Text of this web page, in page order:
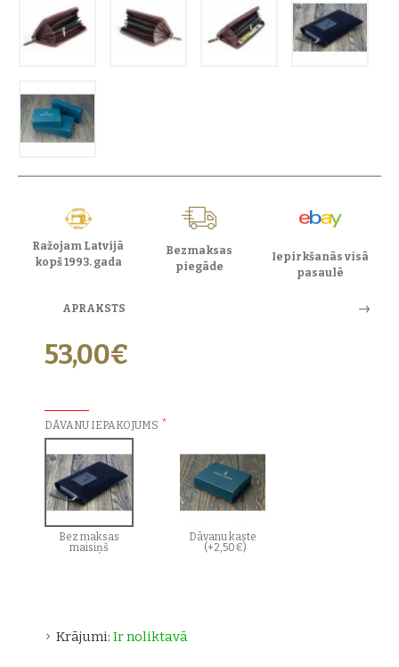
Ražojam Latvijā
kopš 1993. gada
Bezmaksas
piegāde
Iepirkšanās visā
pasaulē
APRAKSTS
Krājumi: Ir noliktavā
53,00€
DĀVANU IEPAKOJUMS
Bez maksas
maisiņš
Dāvanu kaste
(+2,50€)